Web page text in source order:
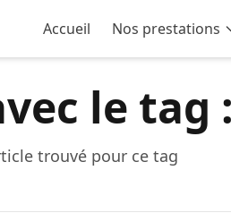
Accueil Nos prestations
le tag :
trouvé pour ce tag